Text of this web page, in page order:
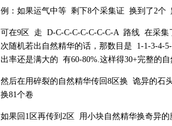
例：如果运气中等 剩下8个采集证 换到了2个
可在9区 走 D-C-C-C-C-C-C-C-A 路线 在采集
次随机若出自然精华的话，那数目是 1-1-3-4-
出率还是满大的 有60-80%.这样得30+完整的
然后在用碎裂的自然精华传回8区换 诡异的
换81个卷
如果回1区再传到2区 用小块自然精华换奇异